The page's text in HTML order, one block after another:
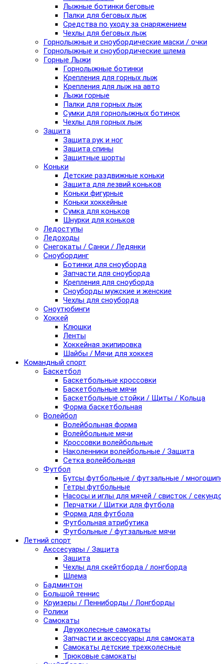
Лыжные ботинки беговые
Палки для беговых лыж
Средства по уходу за снаряжением
Чехлы для беговых лыж
Горнолыжные и сноубордические маски / очки
Горнолыжные и сноубордические шлема
Горные Лыжи
Горнолыжные ботинки
Крепления для горных лыж
Крепления для лыж на авто
Лыжи горные
Палки для горных лыж
Сумки для горнолыжных ботинок
Чехлы для горных лыж
Защита
Защита рук и ног
Защита спины
Защитные шорты
Коньки
Детские раздвижные коньки
Защита для лезвий коньков
Коньки фигурные
Коньки хоккейные
Сумка для коньков
Шнурки для коньков
Ледоступы
Ледоходы
Снегокаты / Санки / Ледянки
Сноубординг
Ботинки для сноуборда
Запчасти для сноуборда
Крепления для сноуборда
Сноуборды мужские и женские
Чехлы для сноуборда
Сноутюбинги
Хоккей
Клюшки
Ленты
Хоккейная экипировка
Шайбы / Мячи для хоккея
Командный спорт
Баскетбол
Баскетбольные кроссовки
Баскетбольные мячи
Баскетбольные стойки / Щиты / Кольца
Форма баскетбольная
Волейбол
Волейбольная форма
Волейбольные мячи
Кроссовки волейбольные
Наколенники волейбольные / Защита
Сетка волейбольная
Футбол
Бутсы футбольные / футзальные /
Гетры футбольные
Насосы и иглы для мячей / свисток /
Перчатки / Щитки для футбола
Форма для футбола
Футбольная атрибутика
Футбольные / футзальные мячи
Летний спорт
Акссесуары / Защита
Защита
Чехлы для скейтборда / лонгборда
Шлема
Бадминтон
Большой теннис
Круизеры / Пенниборды / Лонгборды
Ролики
Самокаты
Двухколесные самокаты
Запчасти и аксессуары для самоката
Самокаты детские трехколесные
Трюковые самокаты